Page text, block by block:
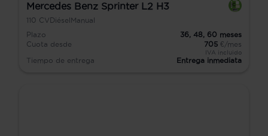
Mercedes Benz Sprinter L2 H3
110 CV Diésel Manual
Plazo
36, 48, 60 meses
Cuota desde
705 €/mes
IVA incluido
Tiempo de entrega Entrega inmediata